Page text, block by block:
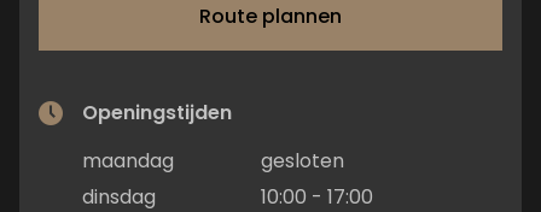
Route plannen
Openingstijden
maandag
gesloten
dinsdag
10:00 - 17:00